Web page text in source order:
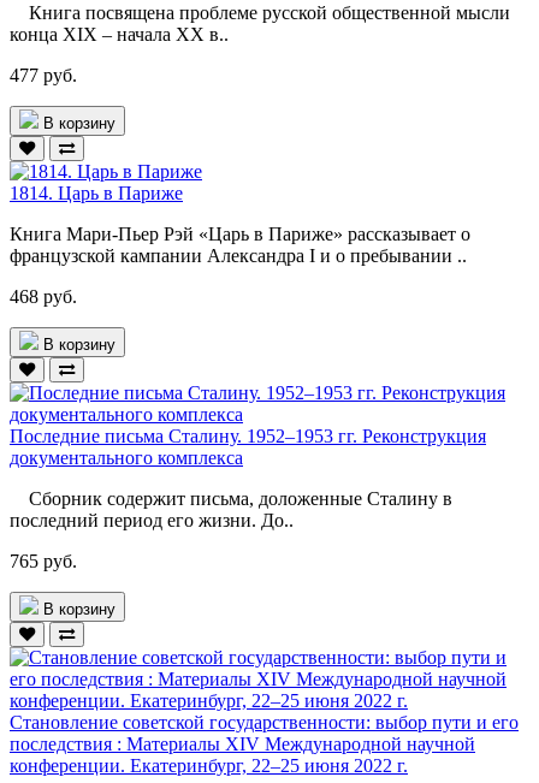
Книга посвящена проблеме русской общественной мысли
конца XIX – начала ХХ в..
477 руб.
В корзину
1814. Царь в Париже
Книга Мари-Пьер Рэй «Царь в Париже» рассказывает о
французской кампании Александра I и о пребывании ..
468 руб.
В корзину
Последние письма Сталину. 1952–1953 гг. Реконструкция
документального комплекса
Сборник содержит письма, доложенные Сталину в
последний период его жизни. До..
765 руб.
В корзину
Становление советской государственности: выбор пути и его
последствия : Материалы XIV Международной научной
конференции. Екатеринбург, 22–25 июня 2022 г.